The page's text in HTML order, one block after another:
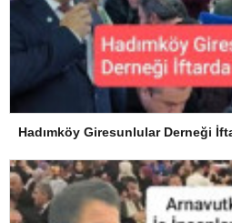
Hadımköy Giresunlular Derneği